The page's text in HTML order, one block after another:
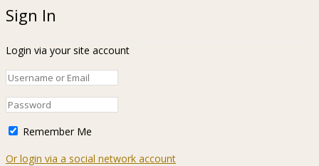
Sign In
Login via your site account
Remember Me
Or login via a social network account